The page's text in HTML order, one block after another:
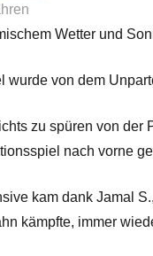
Wetter und
wurde von dem
zu spüren von der
nach vorne
kam dank Jamal
kämpfte, immer